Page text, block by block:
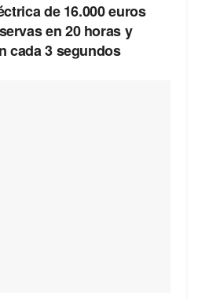
de 16.000 euros
en 20 horas y
cada 3 segundos